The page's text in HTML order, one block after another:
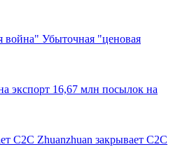
Убыточная "ценовая
16,67 млн посылок на
Zhuanzhuan закрывает C2C